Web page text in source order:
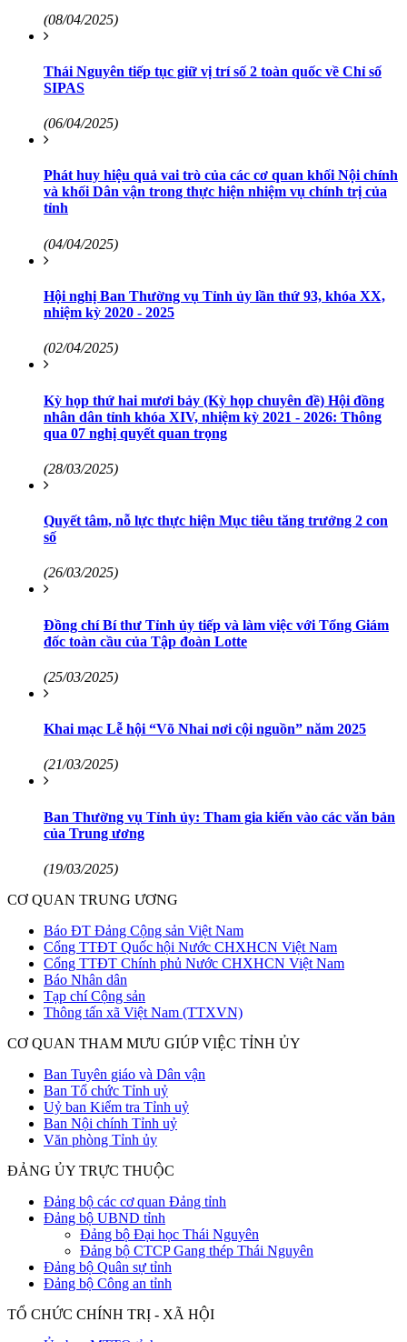
(08/04/2025)
Thái Nguyên tiếp tục giữ vị trí số 2 toàn quốc về Chỉ số
SIPAS
(06/04/2025)
Phát huy hiệu quả vai trò của các cơ quan khối Nội chính
và khối Dân vận trong thực hiện nhiệm vụ chính trị của
tỉnh
(04/04/2025)
Hội nghị Ban Thường vụ Tỉnh ủy lần thứ 93, khóa XX,
nhiệm kỳ 2020 - 2025
(02/04/2025)
Kỳ họp thứ hai mươi bảy (Kỳ họp chuyên đề) Hội đồng
nhân dân tỉnh khóa XIV, nhiệm kỳ 2021 - 2026: Thông
qua 07 nghị quyết quan trọng
(28/03/2025)
Quyết tâm, nỗ lực thực hiện Mục tiêu tăng trưởng 2 con
số
(26/03/2025)
Đồng chí Bí thư Tỉnh ủy tiếp và làm việc với Tổng Giám
đốc toàn cầu của Tập đoàn Lotte
(25/03/2025)
Khai mạc Lễ hội “Võ Nhai nơi cội nguồn” năm 2025
(21/03/2025)
Ban Thường vụ Tỉnh ủy: Tham gia kiến vào các văn bản
của Trung ương
(19/03/2025)
CƠ QUAN TRUNG ƯƠNG
Báo ĐT Đảng Cộng sản Việt Nam
Cổng TTĐT Quốc hội Nước CHXHCN Việt Nam
Cổng TTĐT Chính phủ Nước CHXHCN Việt Nam
Báo Nhân dân
Tạp chí Cộng sản
Thông tấn xã Việt Nam (TTXVN)
CƠ QUAN THAM MƯU GIÚP VIỆC TỈNH ỦY
Ban Tuyên giáo và Dân vận
Ban Tổ chức Tỉnh uỷ
Uỷ ban Kiểm tra Tỉnh uỷ
Ban Nội chính Tỉnh uỷ
Văn phòng Tỉnh ủy
ĐẢNG ỦY TRỰC THUỘC
Đảng bộ các cơ quan Đảng tỉnh
Đảng bộ UBND tỉnh
Đảng bộ Đại học Thái Nguyên
Đảng bộ CTCP Gang thép Thái Nguyên
Đảng bộ Quân sự tỉnh
Đảng bộ Công an tỉnh
TỔ CHỨC CHÍNH TRỊ - XÃ HỘI